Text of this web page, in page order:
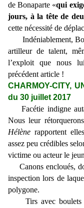
de Bonaparte «qui
jours, à la tête de
cette nécessité de
Indéniablement,
artilleur de talent,
l’exploit que nous
précédent article !
CHARMOY-CITY,
du 30 juillet 2017
Facétie indigne
Nous leur
Hélène rapportent
assez peu crédibles
victime ou acteur le
Canons encloués,
inspection lors de
polygone.
Tirs avec boulets